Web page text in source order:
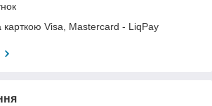
Visa, Mastercard - LiqPay